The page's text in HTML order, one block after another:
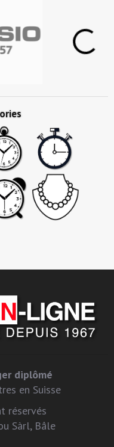
diplômé
en Suisse
réservés
Sàrl, Bâle